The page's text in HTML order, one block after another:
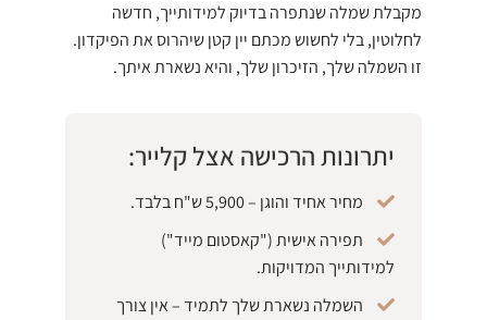
מקבלת שמלה שנתפרה בדיוק למידותייך, חדשה
לחלוטין, בלי לחשוש מכתם יין קטן שיהרוס את הפיקדון.
זו השמלה שלך, הזיכרון שלך, והיא נשארת איתך.
יתרונות הרכישה אצל קלייר:
מחיר אחיד והוגן – 5,900 ש"ח בלבד.
תפירה אישית ("קאסטום מייד")
למידותייך המדויקות.
השמלה נשארת שלך לתמיד – אין צורך